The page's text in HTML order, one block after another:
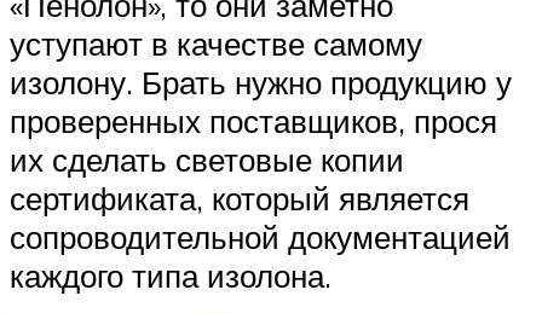
уступают в качестве самому
изолону. Брать нужно продукцию у
проверенных поставщиков, прося
их сделать световые копии
сертификата, который является
сопроводительной документацией
каждого типа изолона.